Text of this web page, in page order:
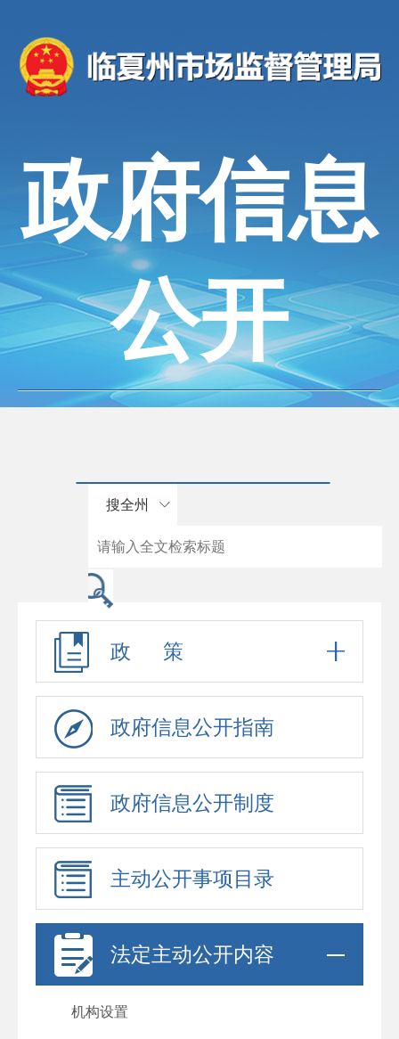
政府信息
公开
搜全州
政 策
政府信息公开指南
政府信息公开制度
主动公开事项目录
法定主动公开内容
机构设置